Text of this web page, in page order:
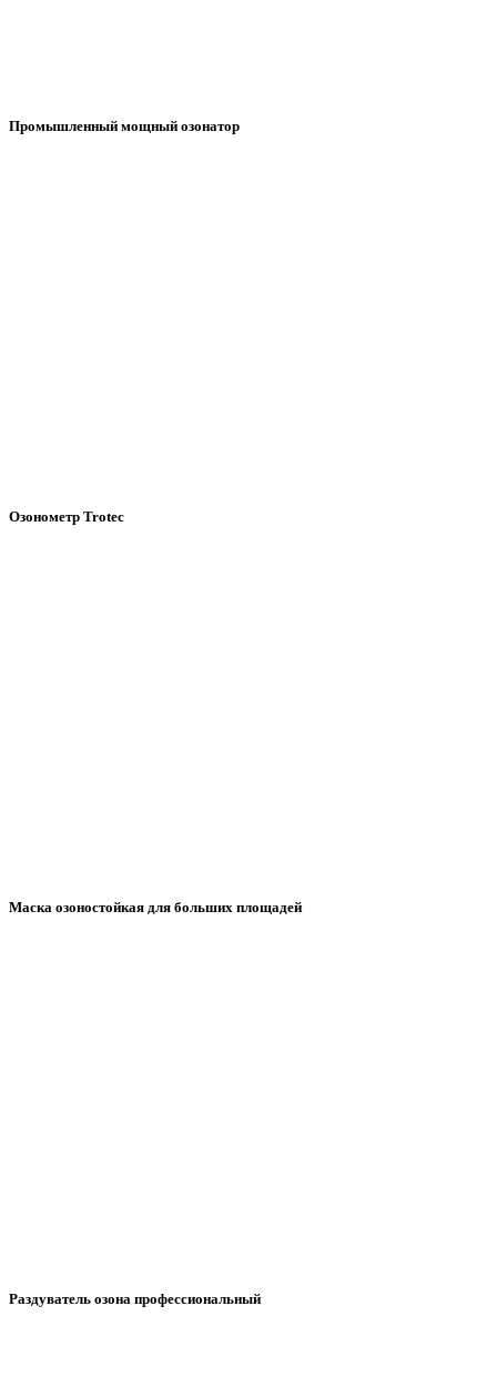
Промышленный мощный озонатор
Озонометр Trotec
Маска озоностойкая для больших площадей
Раздуватель озона профессиональный